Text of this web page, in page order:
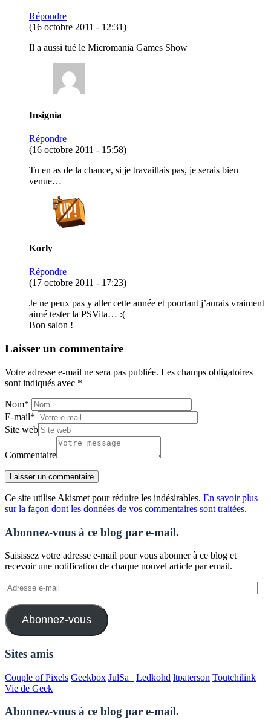
Répondre
(16 octobre 2011 - 12:31)
Il a aussi tué le Micromania Games Show
Insignia
Répondre
(16 octobre 2011 - 15:58)
Tu en as de la chance, si je travaillais pas, je serais bien
venue…
Korly
Répondre
(17 octobre 2011 - 17:23)
Je ne peux pas y aller cette année et pourtant j’aurais vraiment
aimé tester la PSVita… :(
Bon salon !
Laisser un commentaire
Votre adresse e-mail ne sera pas publiée. Les champs obligatoires
sont indiqués avec *
Nom*
E-mail*
Site web
Commentaire
Ce site utilise Akismet pour réduire les indésirables. En savoir plus
sur la façon dont les données de vos commentaires sont traitées.
Abonnez-vous à ce blog par e-mail.
Saisissez votre adresse e-mail pour vous abonner à ce blog et
recevoir une notification de chaque nouvel article par email.
Adresse
e-
mail
Abonnez-vous
Sites amis
Couple of Pixels Geekbox JulSa_ Ledkohd ltpaterson Toutchilink
Vie de Geek
Abonnez-vous à ce blog par e-mail.